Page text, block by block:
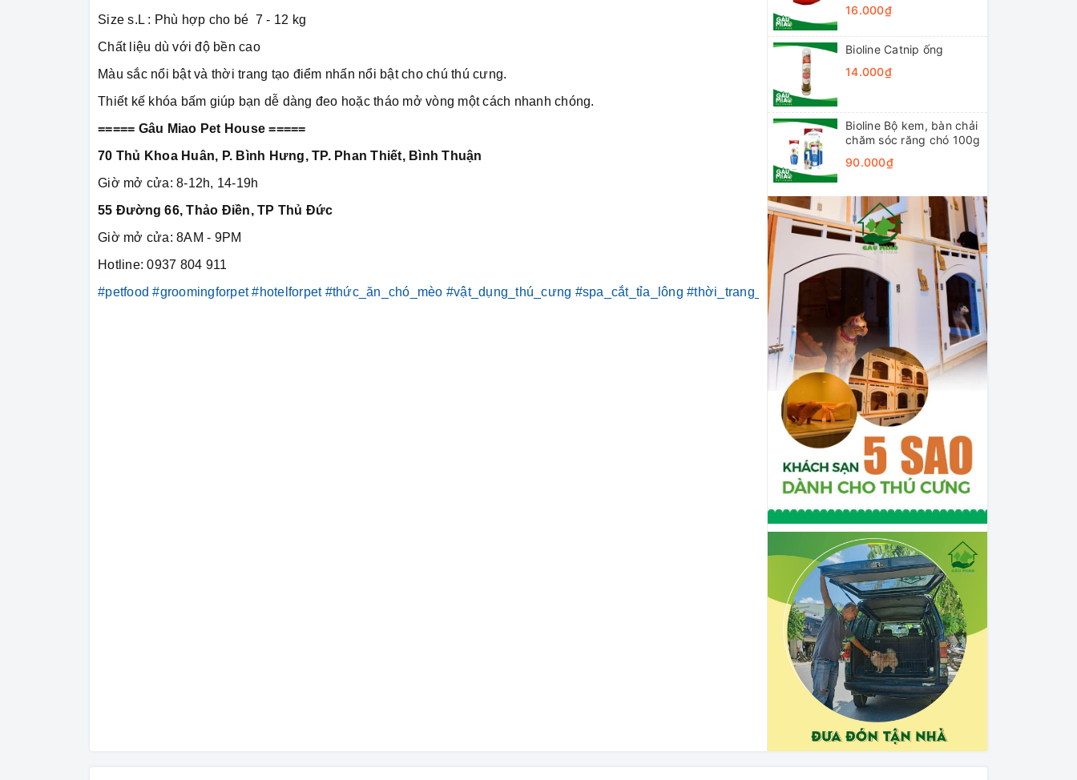
Size s.L : Phù hợp cho bé 7 - 12 kg
Chất liệu dù với độ bền cao
Màu sắc nổi bật và thời trang tạo điểm nhấn nổi bật cho chú thú cưng.
Thiết kế khóa bấm giúp bạn dễ dàng đeo hoặc tháo mở vòng một cách nhanh chóng.
===== Gâu Miao Pet House =====
70 Thủ Khoa Huân, P. Bình Hưng, TP. Phan Thiết, Bình Thuận
Giờ mở cửa: 8-12h, 14-19h
55 Đường 66, Thảo Điền, TP Thủ Đức
Giờ mở cửa: 8AM - 9PM
Hotline: 0937 804 911
#petfood #groomingforpet #hotelforpet #thức_ăn_chó_mèo #vật_dụng_thú_cưng #spa_cắt_tỉa_lông #thời_trang_thú_cưng #khách_sạn_thú_cưng
16.000₫
Bioline Catnip ống
14.000₫
Bioline Bộ kem, bàn chải
chăm sóc răng chó 100g
90.000₫